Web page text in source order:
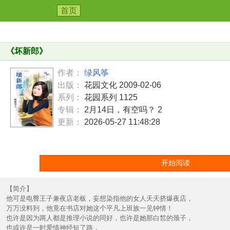
首页
《坏新郎》
作者：
绿风筝
出版：
花园文化 2009-02-06
系列：
花园系列 1125
专辑：
2月14日，有空吗？ 2
更新：
2026-05-27 11:48:28
开始阅读
【简介】
他可是电臀王子兼夜店老板，妄想染指他的女人天天挤爆夜店，
万万没料到，他竟在书店对她这个平凡上班族一见钟情！
也许是因为两人都是推理小说的同好，也许是她那白皙的颈子，
也或许是一时爱情神经短了路，